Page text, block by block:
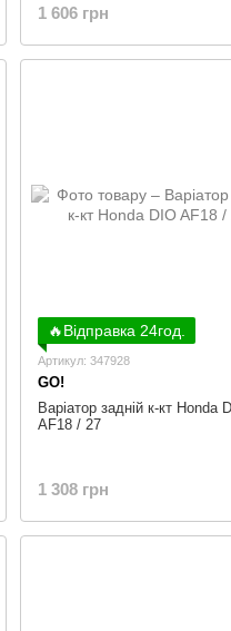
1 606 грн
🔥Відправка 24год.
Артикул: 347928
GO!
Варіатор задній к-кт Honda
AF18 / 27
1 308 грн